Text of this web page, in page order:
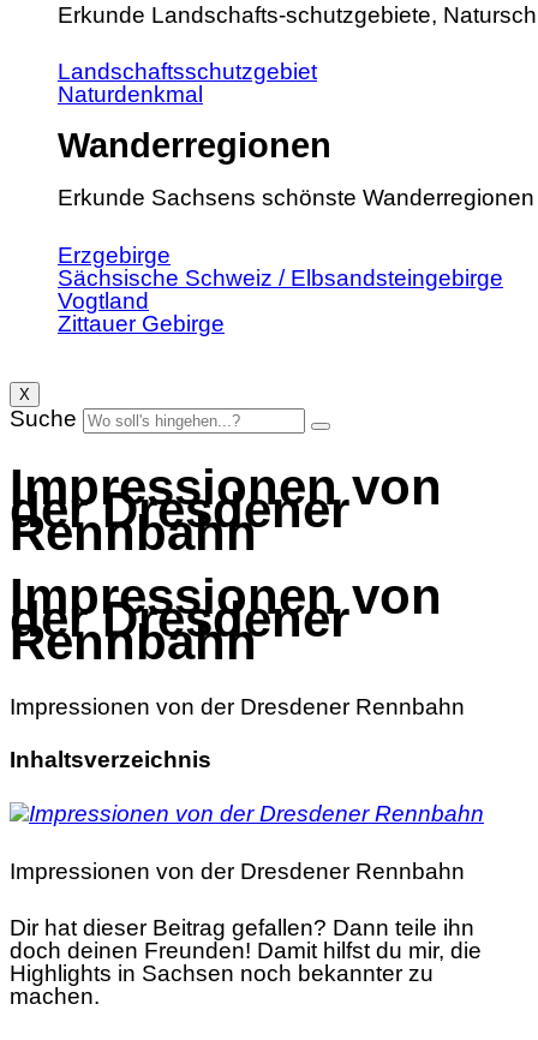
Erkunde Landschafts-schutzgebiete,
Landschaftsschutzgebiet
Naturdenkmal
Wanderregionen
Erkunde Sachsens schönste Wanderregionen
Erzgebirge
Sächsische Schweiz / Elbsandsteingebirge
Vogtland
Zittauer Gebirge
X
Suche
Impressionen von
der Dresdener
Rennbahn
Impressionen von
der Dresdener
Rennbahn
Impressionen von der Dresdener Rennbahn
Inhaltsverzeichnis
Impressionen von der Dresdener Rennbahn
Dir hat dieser Beitrag gefallen? Dann teile ihn
doch deinen Freunden! Damit hilfst du mir, die
Highlights in Sachsen noch bekannter zu
machen.